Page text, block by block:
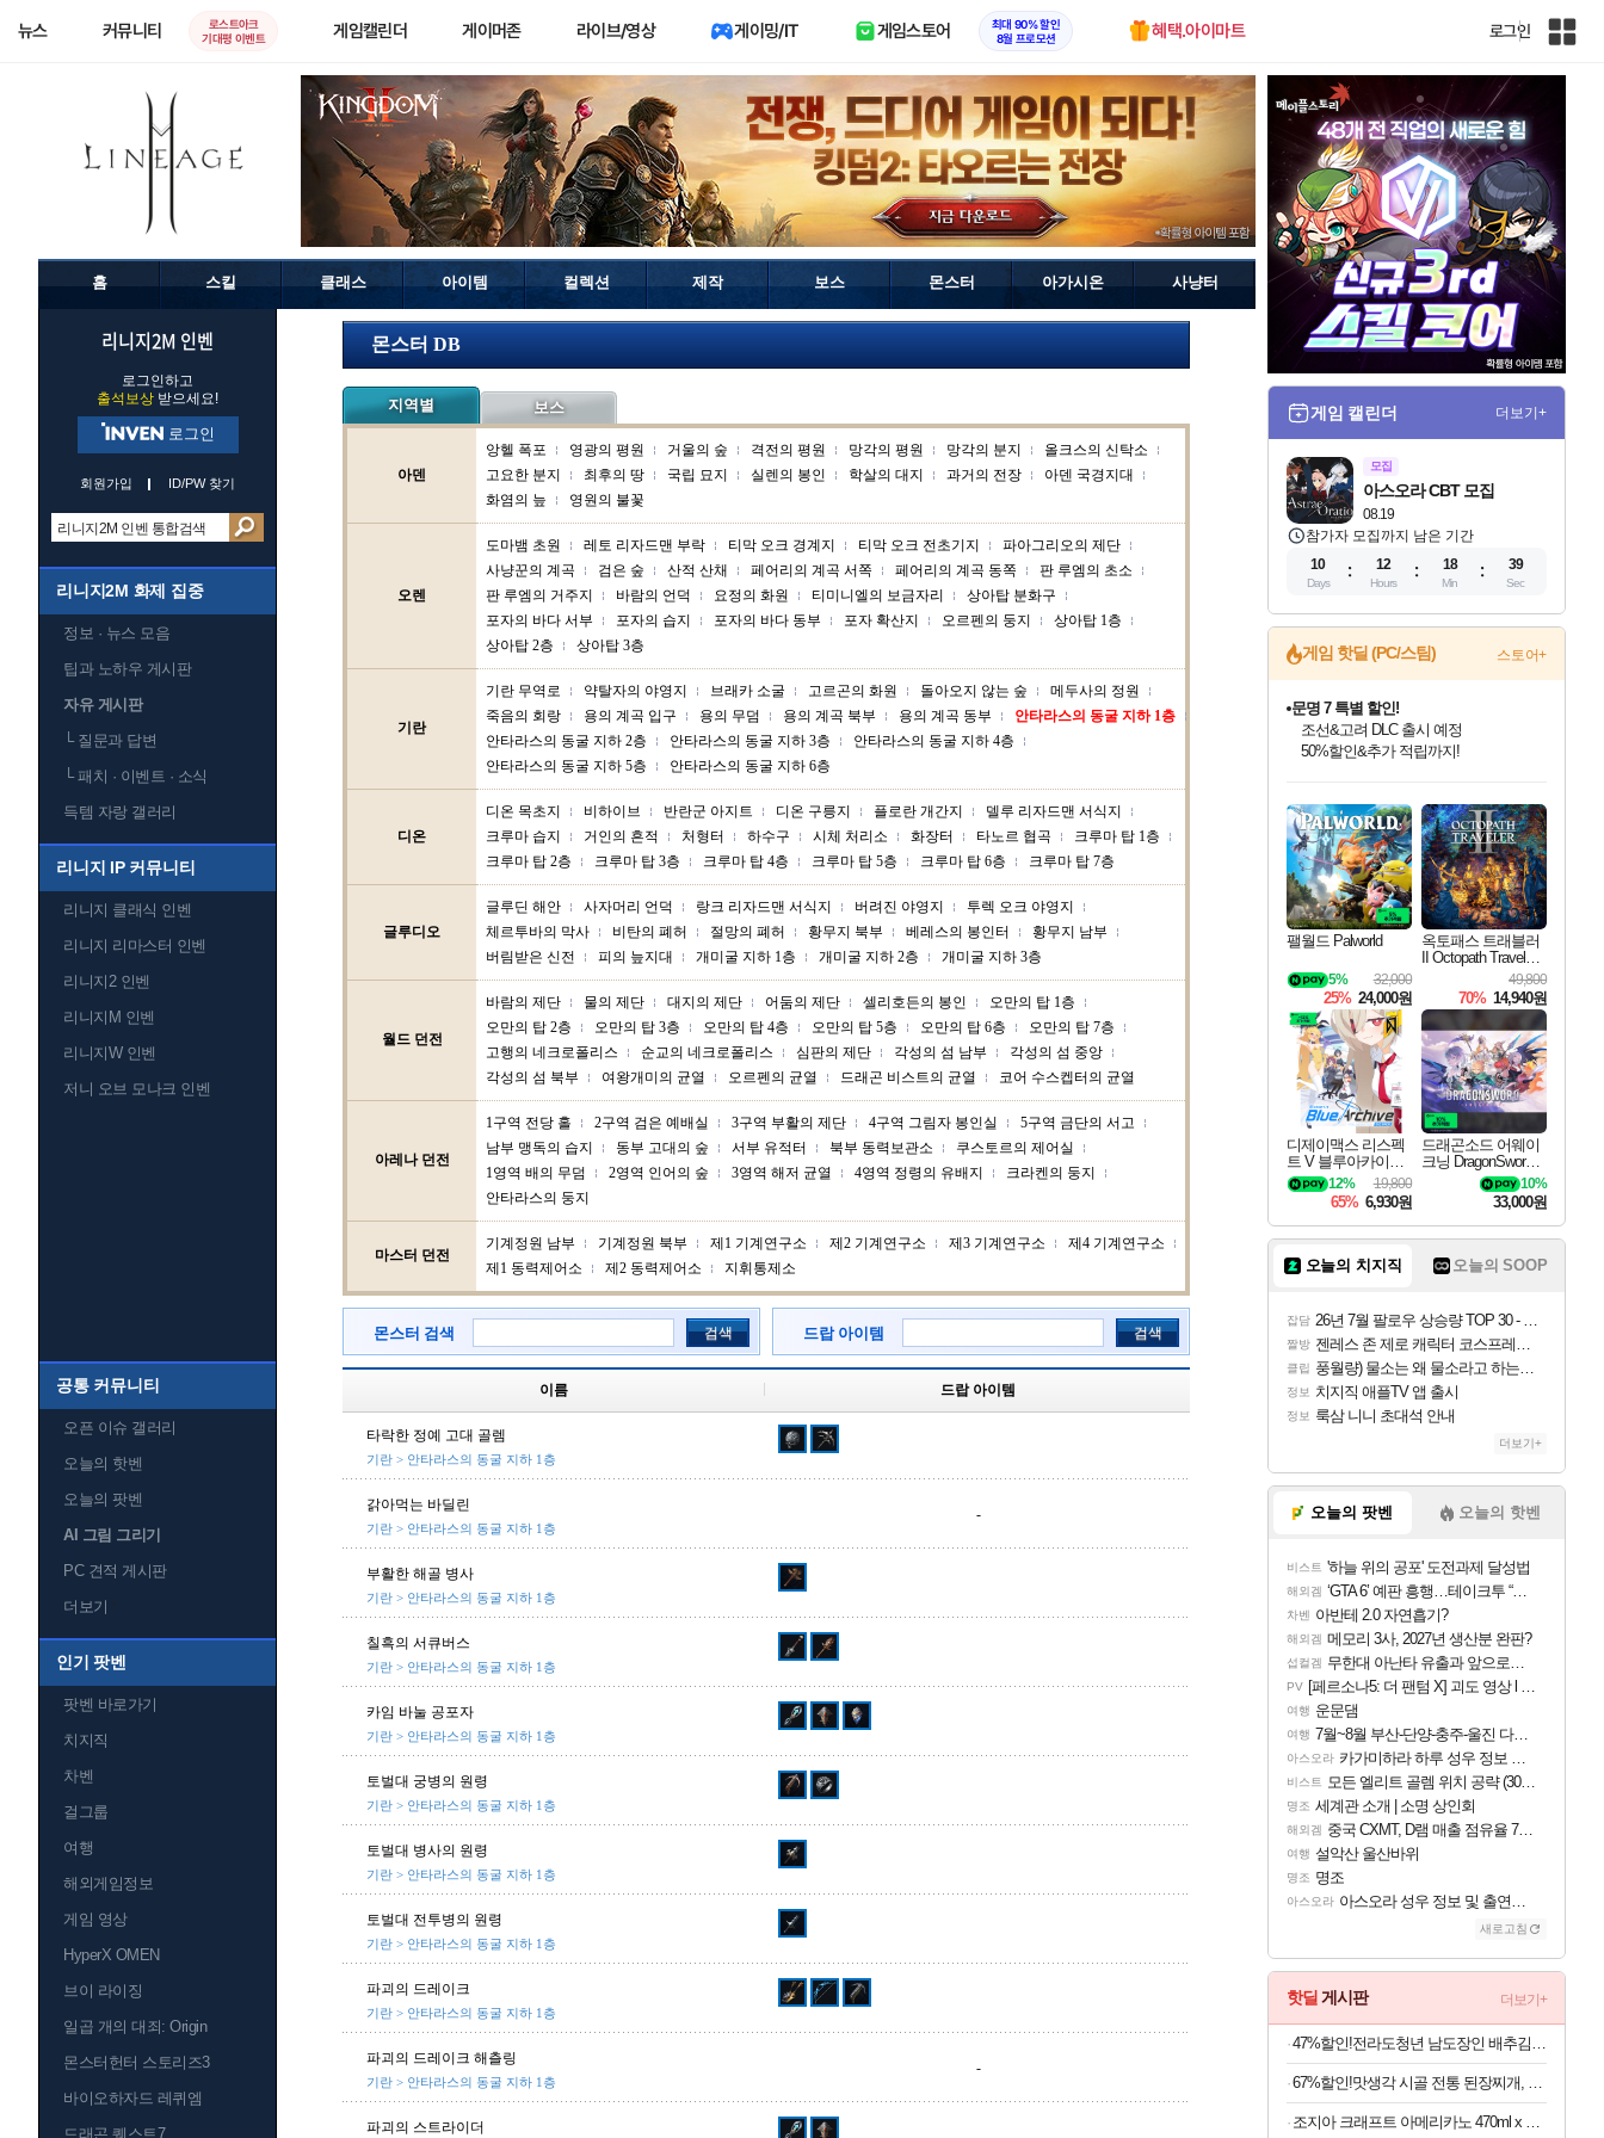
뉴스 커뮤니티
로스트아크
기대평 이벤트
게임캘린더 게이머존 라이브/영상 게이밍/IT 게임스토어
최대 90% 할인
8월 프로모션
혜택.아이마트 로그인
인
홈 스킬 클래스 아이템 컬렉션 제작 보스 몬스터 아가시온 사냥터
리니지2M 인벤
로그인하고
출석보상 받으세요!
로그인
회원가입 ID/PW 찾기
리니지2M 화제 집중
정보 · 뉴스 모음
팁과 노하우 게시판
자유 게시판
└질문과 답변
└패치 · 이벤트 · 소식
득템 자랑 갤러리
리니지 IP 커뮤니티
리니지 클래식 인벤
리니지 리마스터 인벤
리니지2 인벤
리니지M 인벤
리니지W 인벤
저니 오브 모나크 인벤
공통 커뮤니티
오픈 이슈 갤러리
오늘의 핫벤
오늘의 팟벤
AI 그림 그리기
PC 견적 게시판
더보기
인기 팟벤
팟벤 바로가기
치지직
차벤
걸그룹
여행
해외게임정보
게임 영상
HyperX OMEN
브이 라이징
일곱 개의 대죄: Origin
몬스터헌터 스토리즈3
바이오하자드 레퀴엠
드래곤 퀘스트7
몬스터 DB
지역별 보스
아덴
앙헬 폭포 영광의 평원 거울의 숲 격전의 평원 망각의 평원 망각의 분지
올크스의 신탁소
고요한 분지
최후의 땅 국립 묘지 실렌의 봉인 학살의 대지 과거의 전장
아덴 국경지대
화염의 늪
영원의 불꽃
오렌
도마뱀 초원 레토 리자드맨 부락 티막 오크 경계지 티막 오크 전초기지
파아그리오의 제단
사냥꾼의 계곡
검은 숲 산적 산채 페어리의 계곡 서쪽 페어리의 계곡 동쪽
판 루엠의 초소
판 루엠의 거주지
바람의 언덕 요정의 화원 티미니엘의 보금자리
상아탑 분화구
포자의 바다 서부
포자의 습지 포자의 바다 동부 포자 확산지 오르펜의 둥지
상아탑 1층
상아탑 2층
상아탑 3층
기란
기란 무역로 약탈자의 야영지 브래카 소굴 고르곤의 화원 돌아오지 않는 숲
메두사의 정원
죽음의 회랑
용의 계곡 입구 용의 무덤 용의 계곡 북부 용의 계곡 동부
안타라스의 동굴 지하 1층
안타라스의 동굴 지하 2층
안타라스의 동굴 지하 3층
안타라스의 동굴 지하 4층
안타라스의 동굴 지하 5층
안타라스의 동굴 지하 6층
디온
디온 목초지 비하이브 반란군 아지트 디온 구릉지 플로란 개간지
델루 리자드맨 서식지
크루마 습지
거인의 흔적 처형터 하수구 시체 처리소 화장터 타노르 협곡
크루마 탑 1층
크루마 탑 2층
크루마 탑 3층 크루마 탑 4층 크루마 탑 5층 크루마 탑 6층 크루마 탑 7층
글루디오
글루딘 해안 사자머리 언덕 랑크 리자드맨 서식지 버려진 야영지
투렉 오크 야영지
체르투바의 막사
비탄의 폐허 절망의 폐허 황무지 북부 베레스의 봉인터
황무지 남부
버림받은 신전
피의 늪지대 개미굴 지하 1층 개미굴 지하 2층 개미굴 지하 3층
월드 던전
바람의 제단 물의 제단 대지의 제단 어둠의 제단 셀리호든의 봉인
오만의 탑 1층
오만의 탑 2층
오만의 탑 3층 오만의 탑 4층 오만의 탑 5층 오만의 탑 6층
오만의 탑 7층
고행의 네크로폴리스
순교의 네크로폴리스 심판의 제단 각성의 섬 남부
각성의 섬 중앙
각성의 섬 북부
여왕개미의 균열 오르펜의 균열 드래곤 비스트의 균열 코어 수스켑터의 균열
아레나 던전
1구역 전당 홀 2구역 검은 예배실 3구역 부활의 제단 4구역 그림자 봉인실
5구역 금단의 서고
남부 맹독의 습지
동부 고대의 숲 서부 유적터 북부 동력보관소
쿠스토르의 제어실
1영역 배의 무덤
2영역 인어의 숲 3영역 해저 균열 4영역 정령의 유배지
크라켄의 둥지
안타라스의 둥지
마스터 던전
기계정원 남부 기계정원 북부 제1 기계연구소 제2 기계연구소 제3 기계연구소
제4 기계연구소
제1 동력제어소
제2 동력제어소 지휘통제소
몬스터 검색 검색 드랍 아이템 검색
이름 드랍 아이템
타락한 정예 고대 골렘
기란 > 안타라스의 동굴 지하 1층
갉아먹는 바딜린
기란 > 안타라스의 동굴 지하 1층
-
부활한 해골 병사
기란 > 안타라스의 동굴 지하 1층
칠흑의 서큐버스
기란 > 안타라스의 동굴 지하 1층
카임 바눌 공포자
기란 > 안타라스의 동굴 지하 1층
토벌대 궁병의 원령
기란 > 안타라스의 동굴 지하 1층
토벌대 병사의 원령
기란 > 안타라스의 동굴 지하 1층
토벌대 전투병의 원령
기란 > 안타라스의 동굴 지하 1층
파괴의 드레이크
기란 > 안타라스의 동굴 지하 1층
파괴의 드레이크 해츨링
기란 > 안타라스의 동굴 지하 1층
-
파괴의 스트라이더
게임 캘린더 더보기+
모집
08.19
아스오라 CBT 모집
참가자 모집까지 남은 기간
10
Days
12
Hours
18
Min
38
Sec
게임 핫딜 (PC/스팀) 스토어+
최대 90% 할인가를 만나보세요!
네이버혜택과 함께 만나보세요!
문명 7 특별 할인!
조선&고려 DLC 출시 예정
50%할인&추가 적립까지!
네이버 포인트 혜택까지!
이니&베니 혜택까지!
네이버 혜택가와 함께 예약하세요!
할인&네이버혜택으로 만나보세요!
네이버페이 혜택과 만나보세요!
40주년 프로모션으로 만나보세요!
할인가에 만나보세요!
일부 에디션 상시 할인!
혜택으로 예약 판매 중
편안하게 충전하세요
팰월드 Palworld
32,000
5%
25% 24,000원
옥토패스 트래블러
II Octopath Traveler I
49,800
70% 14,940원
디제이맥스 리스펙
트 V 블루아카이브
팩 DJMAX RESPE
CT V Blue Archive P
ack DLC
19,800
12%
65% 6,930원
드래곤소드 어웨이
크닝 DragonSword A
10%
33,000원
오늘의 치지직 오늘의 SOOP
잡담 26년 7월 팔로우 상승량 TOP 30 - 월간 치지직
짤방 젠레스 존 제로 캐릭터 코스프레한 꽁주
클립 풍월량) 물소는 왜 물소라고 하는거야? 아! 그만 ㅋㅋ
정보 치지직 애플TV 앱 출시
정보 룩삼 니니 초대석 안내
더보기+
오늘의 팟벤 오늘의 핫벤
비스트 '하늘 위의 공포' 도전과제 달성법
해외겜 ‘GTA 6’ 예판 흥행…테이크투 “내부 예상 크게 넘어”
차벤 아반테 2.0 자연흡기?
해외겜 메모리 3사, 2027년 생산분 완판?
섭컬겜 무한대 아난타 유출과 앞으로의 예상 (루머)
PV [페르소나5: 더 팬텀 X] 괴도 영상 l 타카마키 안·댄싱 스타
여행 운문댐
여행 7월~8월 부산-단양-충주-울진 다녀왔어요~
아스오라 카가미하라 하루 성우 정보 및 주요 필모
비스트 모든 엘리트 골렘 위치 공략 (30개) - 방랑 결투가
명조 세계관 소개 | 소명 상인회
해외겜 중국 CXMT, D램 매출 점유율 7%…글로벌 4위로 부상
여행 설악산 울산바위
명조 명조
아스오라 아스오라 성우 정보 및 출연작 모음
새로고침
핫딜 게시판 더보기+
47%할인!전라도청년 남도장인 배추김치, 5kg, 1박스
67%할인!맛생각 시골 전통 된장찌개, 600g, 5개
조지아 크래프트 아메리카노 470ml x 24개